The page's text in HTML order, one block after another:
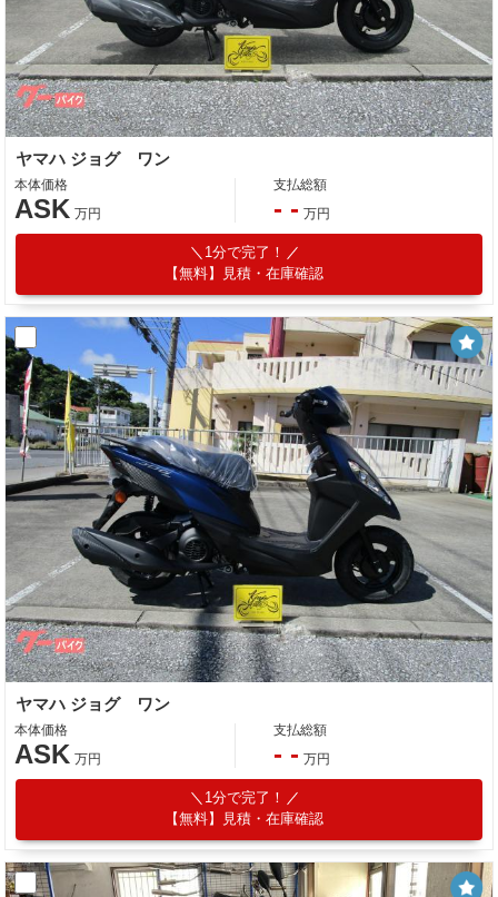
ヤマハ ジョグ ワン
本体価格
ASK 万円
支払総額
- - 万円
1分で完了！
【無料】見積・在庫確認
ヤマハ ジョグ ワン
本体価格
ASK 万円
支払総額
- - 万円
1分で完了！
【無料】見積・在庫確認